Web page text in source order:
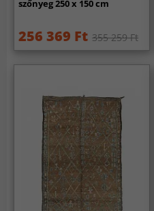
szőnyeg 250 x 150 cm
256 369 Ft 355 259 Ft